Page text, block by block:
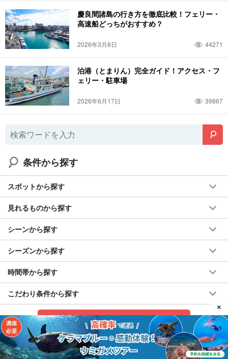
慶良間諸島の行き方を徹底比較！フェリー・
高速船どっちがおすすめ？
2026年3月8日 44271
泊港（とまりん）完全ガイド！アクセス・フ
ェリー・駐車場
2026年6月17日 39867
条件から探す
スポットから探す
見れるものから探す
シーンから探す
シーズンから探す
時間帯から探す
こだわり条件から探す
×